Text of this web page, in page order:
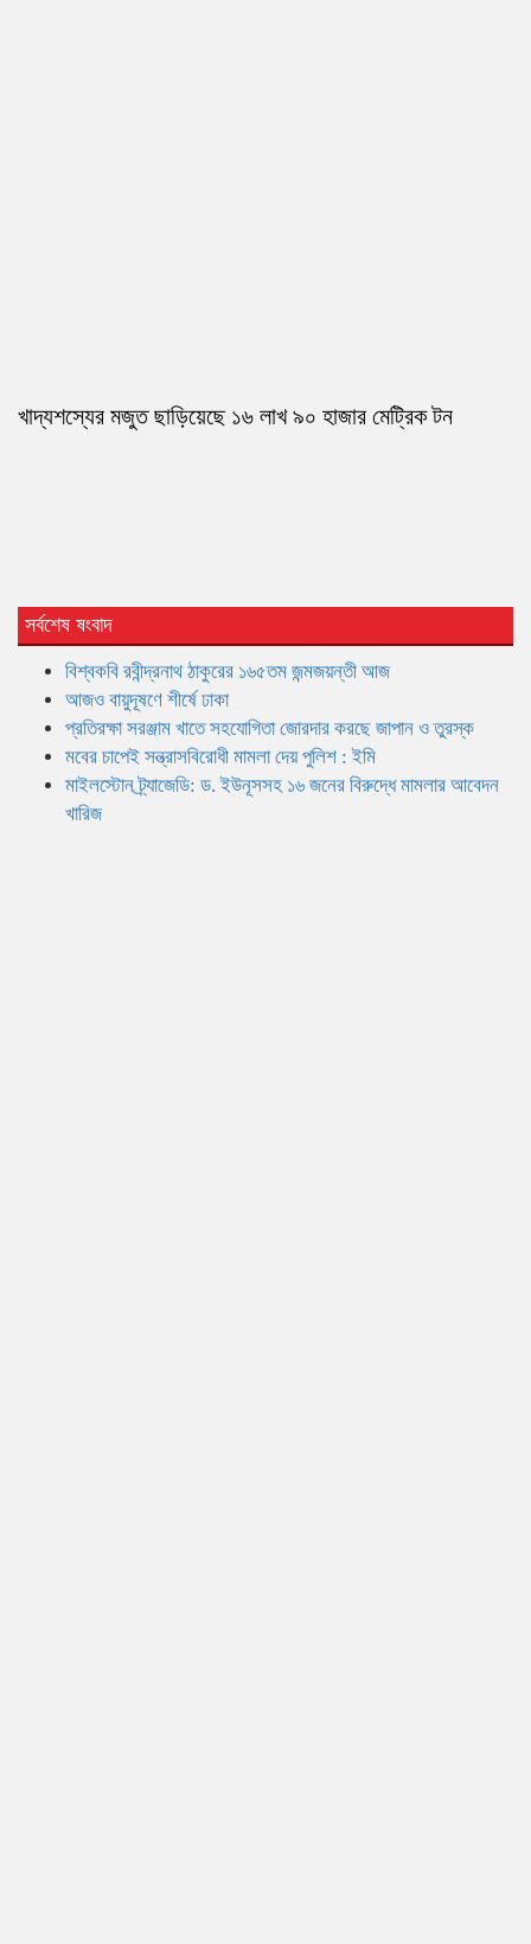
খাদ্যশস্যের মজুত ছাড়িয়েছে ১৬ লাখ ৯০ হাজার মেট্রিক টন
সর্বশেষ ষংবাদ
বিশ্বকবি রবীন্দ্রনাথ ঠাকুরের ১৬৫তম জন্মজয়ন্তী আজ
আজও বায়ুদূষণে শীর্ষে ঢাকা
প্রতিরক্ষা সরঞ্জাম খাতে সহযোগিতা জোরদার করছে জাপান ও তুরস্ক
মবের চাপেই সন্ত্রাসবিরোধী মামলা দেয় পুলিশ : ইমি
মাইলস্টোন ট্র্যাজেডি: ড. ইউনূসসহ ১৬ জনের বিরুদ্ধে মামলার আবেদন
খারিজ